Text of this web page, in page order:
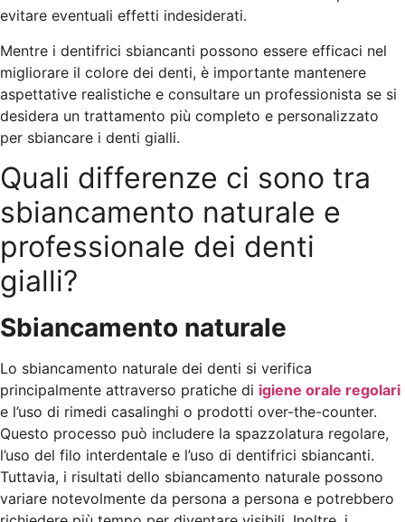
evitare eventuali effetti indesiderati.
Mentre i dentifrici sbiancanti possono essere efficaci nel
migliorare il colore dei denti, è importante mantenere
aspettative realistiche e consultare un professionista se si
desidera un trattamento più completo e personalizzato
per sbiancare i denti gialli.
Quali differenze ci sono tra
sbiancamento naturale e
professionale dei denti
gialli?
Sbiancamento naturale
Lo sbiancamento naturale dei denti si verifica
principalmente attraverso pratiche di igiene orale regolari
e l’uso di rimedi casalinghi o prodotti over-the-counter.
Questo processo può includere la spazzolatura regolare,
l’uso del filo interdentale e l’uso di dentifrici sbiancanti.
Tuttavia, i risultati dello sbiancamento naturale possono
variare notevolmente da persona a persona e potrebbero